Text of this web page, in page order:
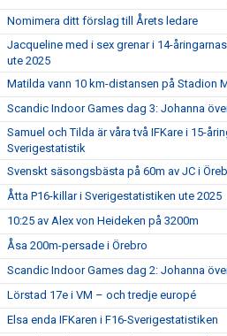
Nomimera ditt förslag till Årets ledare
Jacqueline med i sex grenar i 14-
ute 2025
Matilda vann 10 km-distansen på Stadion
Scandic Indoor Games dag 3: Johanna
Samuel och Tilda är våra två IFKare i 15-
Sverigestatistik
Svenskt säsongsbästa på 60m av JC i
Åtta P16-killar i Sverigestatistiken ute 2025
10:25 av Alex von Heideken på 3200m
Åsa 200m-persade i Örebro
Scandic Indoor Games dag 2: Johanna
Lörstad 17e i VM – och tredje europé
Elsa enda IFKaren i F16-Sverigestatistiken